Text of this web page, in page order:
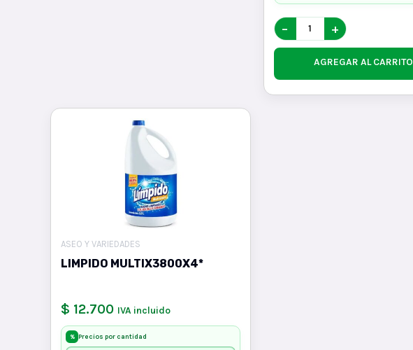
− +
AGREGAR AL CARRITO
ASEO Y VARIEDADES
LIMPIDO MULTIX3800X4*
$ 12.700 IVA incluido
% Precios por cantidad